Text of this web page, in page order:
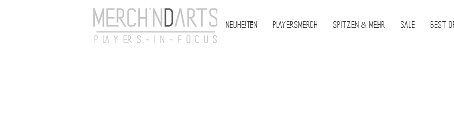
Neuheiten PlayersMerch Spitzen & Mehr Sale Best